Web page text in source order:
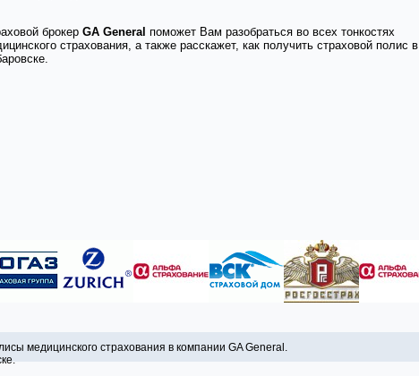
брокер GA General поможет Вам разобраться во всех тонкостях
страхования, а также расскажет, как получить страховой полис в
медицинского страхования в компании GA General.